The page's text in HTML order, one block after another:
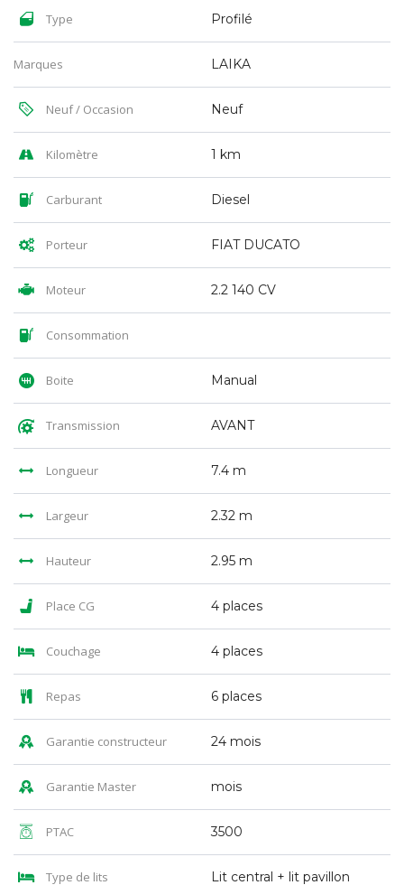
Type Profilé
Marques LAIKA
Neuf / Occasion Neuf
Kilomètre 1 km
Carburant Diesel
Porteur FIAT DUCATO
Moteur 2.2 140 CV
Consommation
Boite Manual
Transmission AVANT
Longueur 7.4 m
Largeur 2.32 m
Hauteur 2.95 m
Place CG 4 places
Couchage 4 places
Repas 6 places
Garantie constructeur 24 mois
Garantie Master mois
PTAC 3500
Type de lits Lit central + lit pavillon